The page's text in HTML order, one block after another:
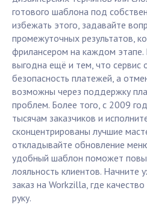
готового шаблона под
избежать этого, задавайте
промежуточных результатов,
фрилансером на каждом
выгодна ещё и тем, что сервис
безопасность платежей, а
возможны через поддержку
проблем. Более того, с 2009
тысячам заказчиков и
сконцентрированы лучшие
откладывайте обновление
удобный шаблон поможет
лояльность клиентов. Начните
заказ на Workzilla, где
руку.